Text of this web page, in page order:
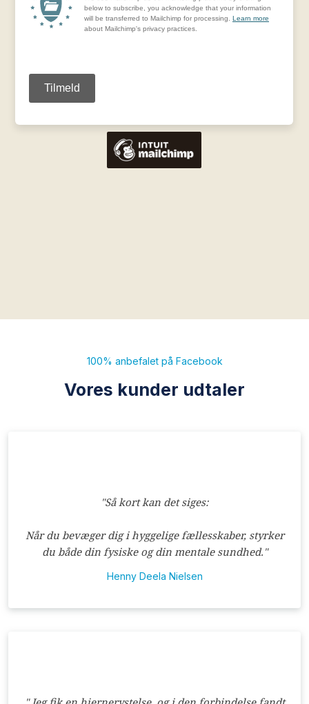
100% anbefalet på Facebook
Vores kunder udtaler
"Så kort kan det siges:
Når du bevæger dig i hyggelige fællesskaber, styrker
du både din fysiske og din mentale sundhed."
Henny Deela Nielsen